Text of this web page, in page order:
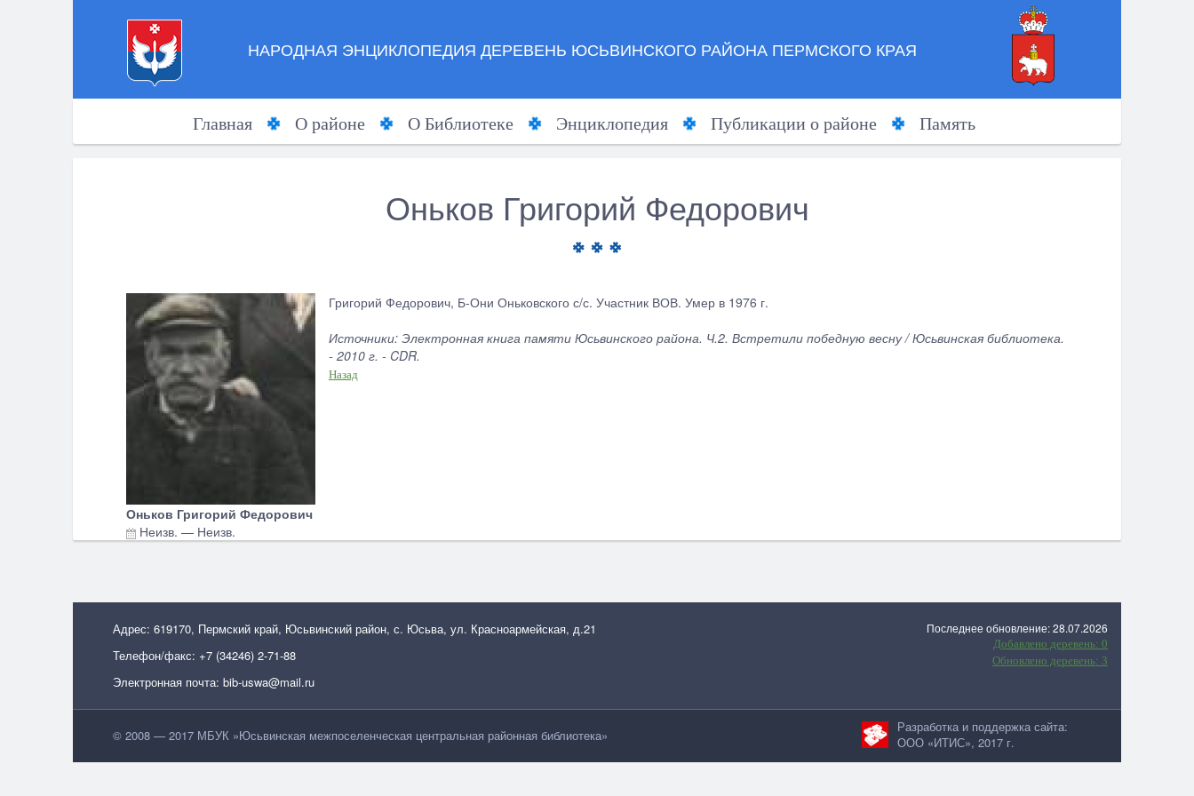
НАРОДНАЯ ЭНЦИКЛОПЕДИЯ ДЕРЕВЕНЬ ЮСЬВИНСКОГО РАЙОНА ПЕРМСКОГО КРАЯ
Главная О районе О Библиотеке Энциклопедия Публикации о районе Память
Оньков Григорий Федорович
Оньков Григорий Федорович
Неизв. — Неизв.
Григорий Федорович, Б-Они Оньковского с/с. Участник ВОВ. Умер в 1976 г.
Источники: Электронная книга памяти Юсьвинского района. Ч.2. Встретили победную весну / Юсьвинская библиотека.
- 2010 г. - CDR.
Назад
Адрес: 619170, Пермский край, Юсьвинский район, с. Юсьва, ул. Красноармейская, д.21
Телефон/факс: +7 (34246) 2-71-88
Электронная почта: bib-uswa@mail.ru
Последнее обновление: 28.07.2026
Добавлено деревень: 0
Обновлено деревень: 3
© 2008 — 2017 МБУК »Юсьвинская межпоселенческая центральная районная библиотека»
Разработка и поддержка сайта:
ООО «ИТИС», 2017 г.